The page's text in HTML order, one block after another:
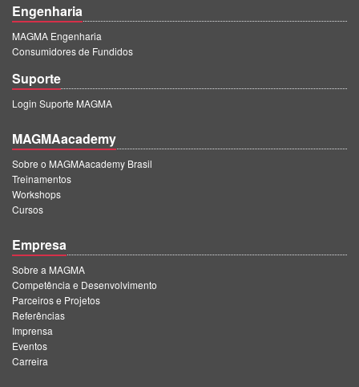
Engenharia
MAGMA Engenharia
Consumidores de Fundidos
Suporte
Login Suporte MAGMA
MAGMAacademy
Sobre o MAGMAacademy Brasil
Treinamentos
Workshops
Cursos
Empresa
Sobre a MAGMA
Competência e Desenvolvimento
Parceiros e Projetos
Referências
Imprensa
Eventos
Carreira